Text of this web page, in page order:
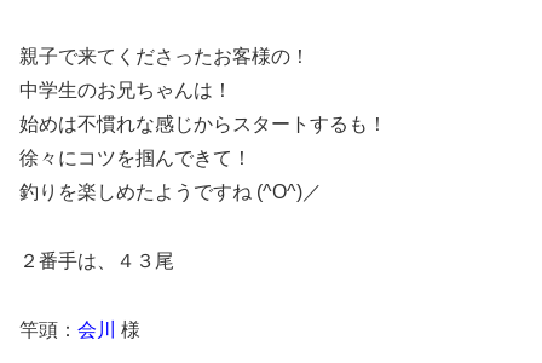
親子で来てくださったお客様の！
中学生のお兄ちゃんは！
始めは不慣れな感じからスタートするも！
徐々にコツを掴んできて！
釣りを楽しめたようですね (^O^)／
２番手は、４３尾
竿頭： 会川 様